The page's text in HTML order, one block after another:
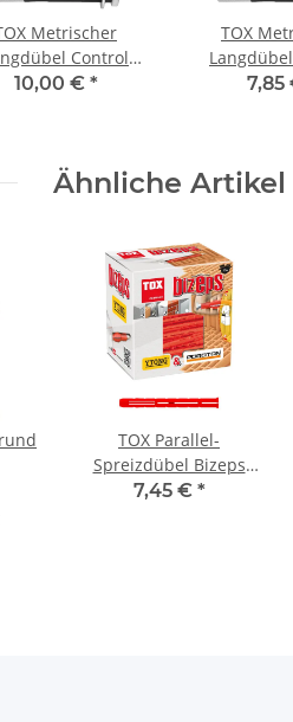
Metrischer
Control
12x120 mm
10,00 € *
TOX
12x60
7,85
Ähnliche Artikel
TOX Parallel-
Spreizdübel Bizeps
10x90 mm
7,45 € *